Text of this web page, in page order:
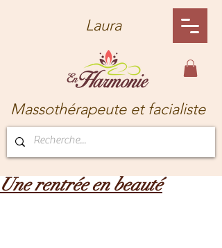
Laura
Massothérapeute et facialiste
Une rentrée en beauté